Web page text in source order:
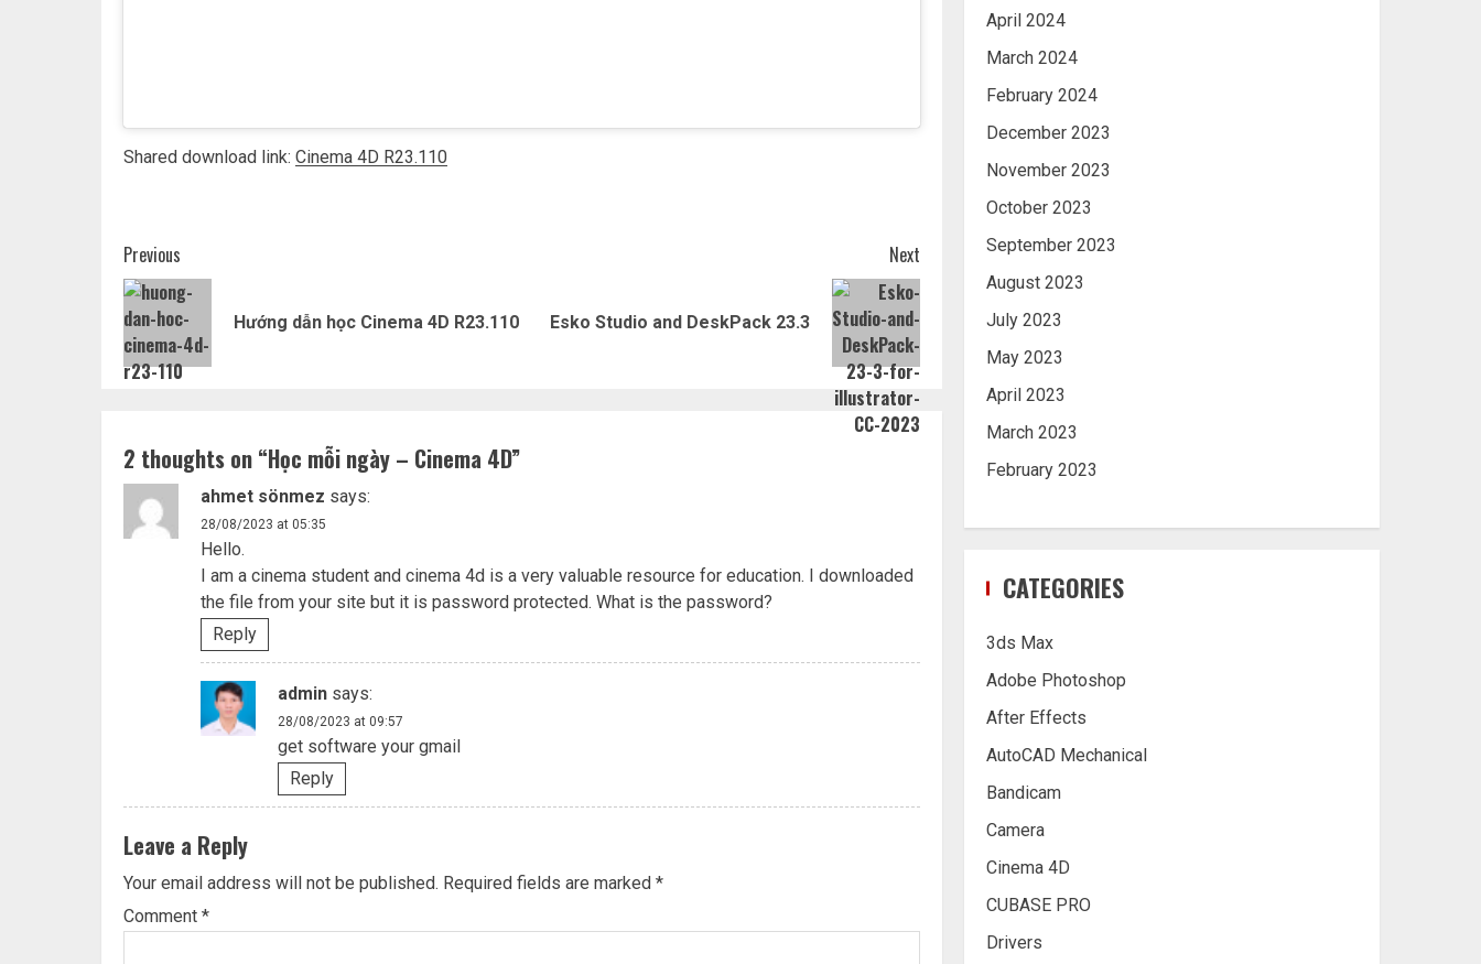
Shared download link: Cinema 4D R23.110
Post
navigation
Previous
Previous
Hướng dẫn học Cinema 4D R23.110
Next
NextEsko Studio and DeskPack 23.3
2 thoughts on “Học mỗi ngày – Cinema 4D”
ahmet sönmez says:
28/08/2023 at 05:35
Hello.
I am a cinema student and cinema 4d is a very valuable resource for education. I downloaded
the file from your site but it is password protected. What is the password?
Reply
admin says:
28/08/2023 at 09:57
get software your gmail
Reply
Leave a Reply
Your email address will not be published. Required fields are marked *
Comment *
April 2024
March 2024
February 2024
December 2023
November 2023
October 2023
September 2023
August 2023
July 2023
May 2023
April 2023
March 2023
February 2023
CATEGORIES
3ds Max
Adobe Photoshop
After Effects
AutoCAD Mechanical
Bandicam
Camera
Cinema 4D
CUBASE PRO
Drivers